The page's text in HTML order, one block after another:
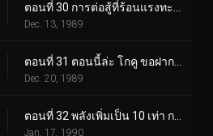
ตอนที่ 30 การต่อสู้ที่ร้อนแรงทะลุลิมิต โกคู VS เบจิต้า
Dec. 13, 1989
Dec. 20, 1989
Jan. 17, 1990